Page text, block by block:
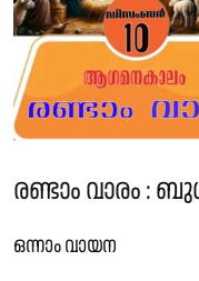
രണ്ടാം വാരം :
ഒന്നാം വായന